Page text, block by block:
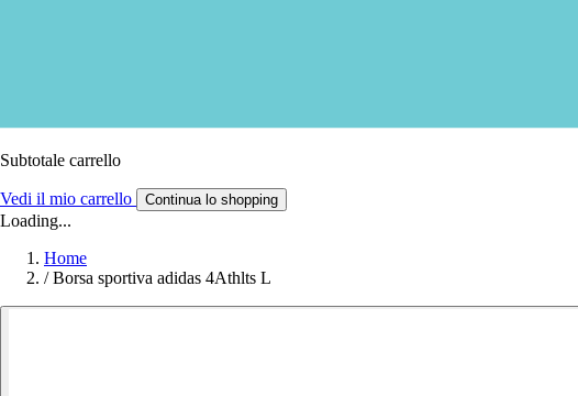
Subtotale carrello
Vedi il mio carrello Continua lo shopping
Loading...
Home
/ Borsa sportiva adidas 4Athlts L